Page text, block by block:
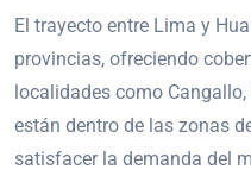
El trayecto entre Lima y
provincias, ofreciendo
localidades como
están dentro de las zonas
satisfacer la demanda del